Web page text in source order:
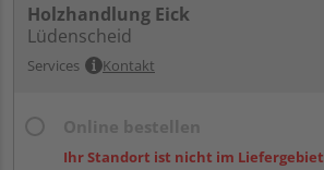
Holzhandlung Eick
Lüdenscheid
Services Kontakt
Ihr Standort ist nicht im Liefergebiet